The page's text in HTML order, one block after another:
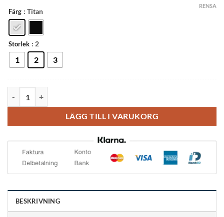
Färg : Titan
Storlek : 2
1 2 3
RENSA
LÄGG TILL I VARUKORG
BESKRIVNING